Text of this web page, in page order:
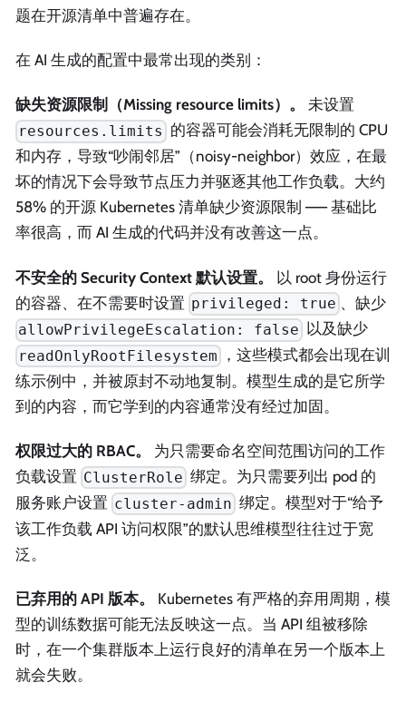
题在开源清单中普遍存在。
在 AI 生成的配置中最常出现的类别：
缺失资源限制（Missing resource limits）。 未设置
resources.limits 的容器可能会消耗无限制的 CPU
和内存，导致“吵闹邻居”（noisy-neighbor）效应，在最
坏的情况下会导致节点压力并驱逐其他工作负载。大约
58% 的开源 Kubernetes 清单缺少资源限制 —— 基础比
率很高，而 AI 生成的代码并没有改善这一点。
不安全的 Security Context 默认设置。
以 root 身份运行
的容器、在不需要时设置 privileged: true 、缺少
allowPrivilegeEscalation: false 以及缺少
readOnlyRootFilesystem
，这些模式都会出现在训
练示例中，并被原封不动地复制。模型生成的是它所学
到的内容，而它学到的内容通常没有经过加固。
权限过大的 RBAC。
为只需要命名空间范围访问的工作
负载设置 ClusterRole 绑定。为只需要列出 pod 的
服务账户设置 cluster-admin 绑定。模型对于“给予
该工作负载 API 访问权限”的默认思维模型往往过于宽
泛。
已弃用的 API 版本。
Kubernetes 有严格的弃用周期，模
型的训练数据可能无法反映这一点。当 API 组被移除
时，在一个集群版本上运行良好的清单在另一个版本上
就会失败。